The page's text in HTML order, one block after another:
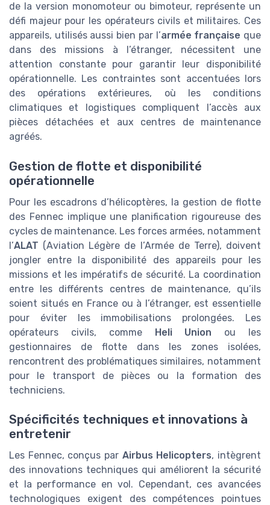
de la version monomoteur ou bimoteur, représente un
défi majeur pour les opérateurs civils et militaires. Ces
appareils, utilisés aussi bien par l’armée française que
dans des missions à l’étranger, nécessitent une
attention constante pour garantir leur disponibilité
opérationnelle. Les contraintes sont accentuées lors
des opérations extérieures, où les conditions
climatiques et logistiques compliquent l’accès aux
pièces détachées et aux centres de maintenance
agréés.
Gestion de flotte et disponibilité
opérationnelle
Pour les escadrons d’hélicoptères, la gestion de flotte
des Fennec implique une planification rigoureuse des
cycles de maintenance. Les forces armées, notamment
l’ALAT (Aviation Légère de l’Armée de Terre), doivent
jongler entre la disponibilité des appareils pour les
missions et les impératifs de sécurité. La coordination
entre les différents centres de maintenance, qu’ils
soient situés en France ou à l’étranger, est essentielle
pour éviter les immobilisations prolongées. Les
opérateurs civils, comme Heli Union ou les
gestionnaires de flotte dans les zones isolées,
rencontrent des problématiques similaires, notamment
pour le transport de pièces ou la formation des
techniciens.
Spécificités techniques et innovations à
entretenir
Les Fennec, conçus par Airbus Helicopters, intègrent
des innovations techniques qui améliorent la sécurité
et la performance en vol. Cependant, ces avancées
technologiques exigent des compétences pointues